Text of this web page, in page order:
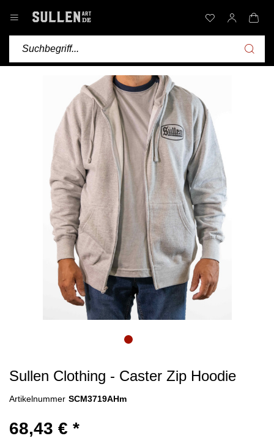
Sullen Clothing - Caster Zip Hoodie
Artikelnummer SCM3719AHm
68,43 € *